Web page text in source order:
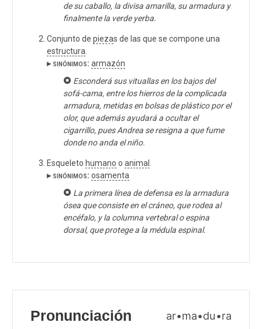
de su caballo, la divisa amarilla, su armadura y
finalmente la verde yerba.
Conjunto de piezas de las que se compone una
estructura
▸ sinónimos: armazón
Esconderá sus vituallas en los bajos del
sofá-cama, entre los hierros de la complicada
armadura, metidas en bolsas de plástico por el
olor, que además ayudará a ocultar el
cigarrillo, pues Andrea se resigna a que fume
donde no anda el niño.
Esqueleto humano o animal
▸ sinónimos: osamenta
La primera línea de defensa es la armadura
ósea que consiste en el cráneo, que rodea al
encéfalo, y la columna vertebral o espina
dorsal, que protege a la médula espinal.
Pronunciación ar•ma•du•ra